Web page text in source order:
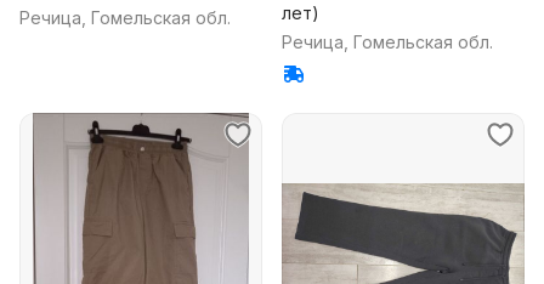
Речица, Гомельская обл.
лет)
Речица, Гомельская обл.